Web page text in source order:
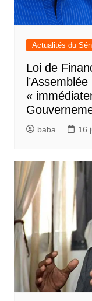
Actualités du
Loi de
«
baba 16